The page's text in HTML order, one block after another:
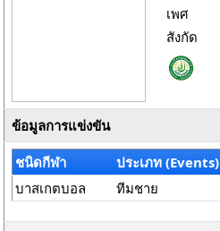
เพศ
สังกัด
ข้อมูลการแข่งขัน
ชนิดกีฬา
ประเภท (Events)
บาสเกตบอล
ทีมชาย